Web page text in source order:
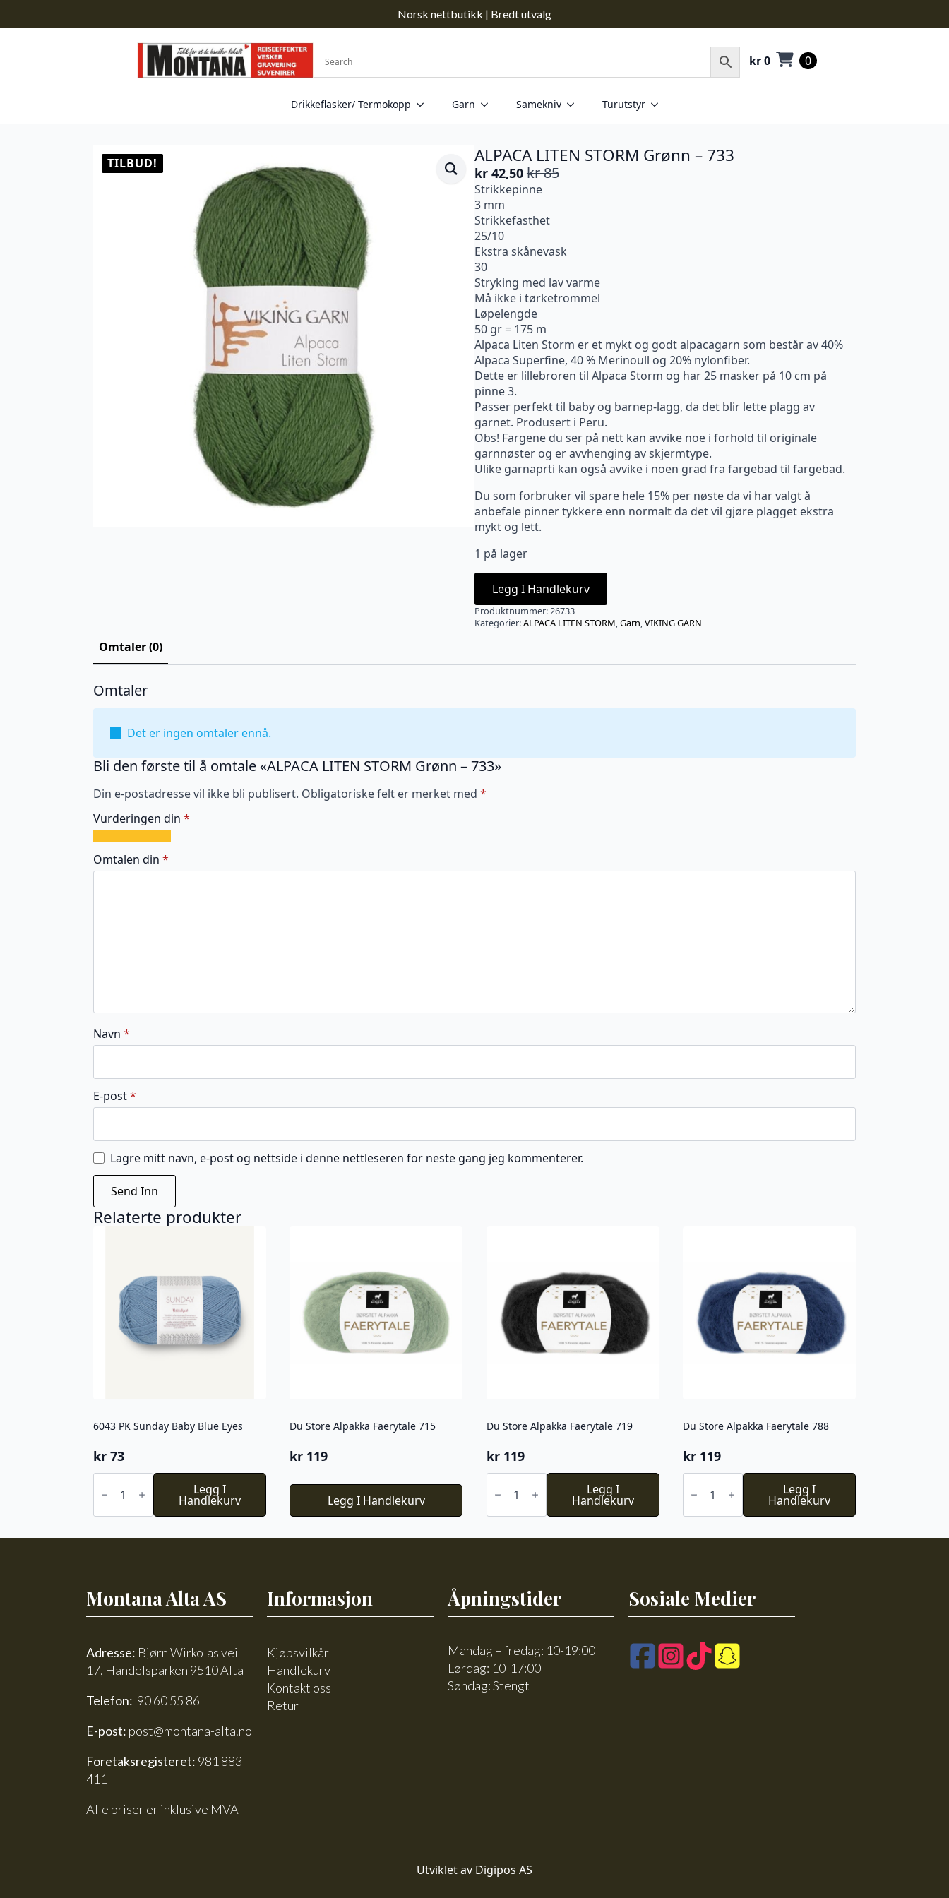
Norsk nettbutikk | Bredt utvalg
kr0 0
Drikkeflasker/ Termokopp Garn Samekniv Turutstyr
TILBUD! ALPACA LITEN STORM Grønn – 733
kr85
Opprinnelig
pris
var:
kr 85.
kr 42,50
Nåværende
pris
er:
kr 42,50.
Strikkepinne
3 mm
Strikkefasthet
25/10
Ekstra skånevask
30
Stryking med lav varme
Må ikke i tørketrommel
Løpelengde
50 gr = 175 m
Alpaca Liten Storm er et mykt og godt alpacagarn som består av 40%
Alpaca Superfine, 40 % Merinoull og 20% nylonfiber.
Dette er lillebroren til Alpaca Storm og har 25 masker på 10 cm på
pinne 3.
Passer perfekt til baby og barnep-lagg, da det blir lette plagg av
garnet. Produsert i Peru.
Obs! Fargene du ser på nett kan avvike noe i forhold til originale
garnnøster og er avvhenging av skjermtype.
Ulike garnaprti kan også avvike i noen grad fra fargebad til fargebad.
Du som forbruker vil spare hele 15% per nøste da vi har valgt å
anbefale pinner tykkere enn normalt da det vil gjøre plagget ekstra
mykt og lett.
1 på lager
Legg I Handlekurv
Produktnummer:26733
Kategorier:ALPACA LITEN STORM,Garn,VIKING GARN
Omtaler (0)
Omtaler
Det er ingen omtaler ennå.
Bli den første til å omtale «ALPACA LITEN STORM Grønn – 733»
Din e-postadresse vil ikke bli publisert. Obligatoriske felt er merket med *
Vurderingen din *
av
5
av
5
av
5
av
5
av
5
Omtalen din *
Navn *
E-post*
Lagre mitt navn, e-post og nettside i denne nettleseren for neste gang jeg kommenterer.
Relaterte produkter
6043 PK Sunday Baby Blue Eyes
kr 73
6043
Sunday
Baby
Eyes
Legg I
Handlekurv
Du Store Alpakka Faerytale 715
kr 119
Legg I Handlekurv
Du Store Alpakka Faerytale 719
kr119
Du
Store
Alpakka
Faerytale
antall
Legg I
Handlekurv
Du Store Alpakka Faerytale 788
kr 119
Du
Store
Alpakka
Faerytale
antall
Legg I
Handlekurv
Montana Alta AS
Adresse: Bjørn Wirkolas vei
17, Handelsparken 9510 Alta
Telefon: 90 60 55 86
E-post: post@montana-alta.no
Foretaksregisteret: 981 883
411
Alle priser er inklusive MVA
Informasjon
Kjøpsvilkår
Handlekurv
Kontakt oss
Retur
Åpningstider
Mandag – fredag: 10-19:00
Lørdag: 10-17:00
Søndag: Stengt
Sosiale Medier
Utviklet av Digipos AS